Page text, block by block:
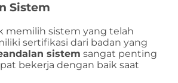
Sistem
memilih sistem yang telah
sertifikasi dari badan yang
sistem sangat penting
bekerja dengan baik saat